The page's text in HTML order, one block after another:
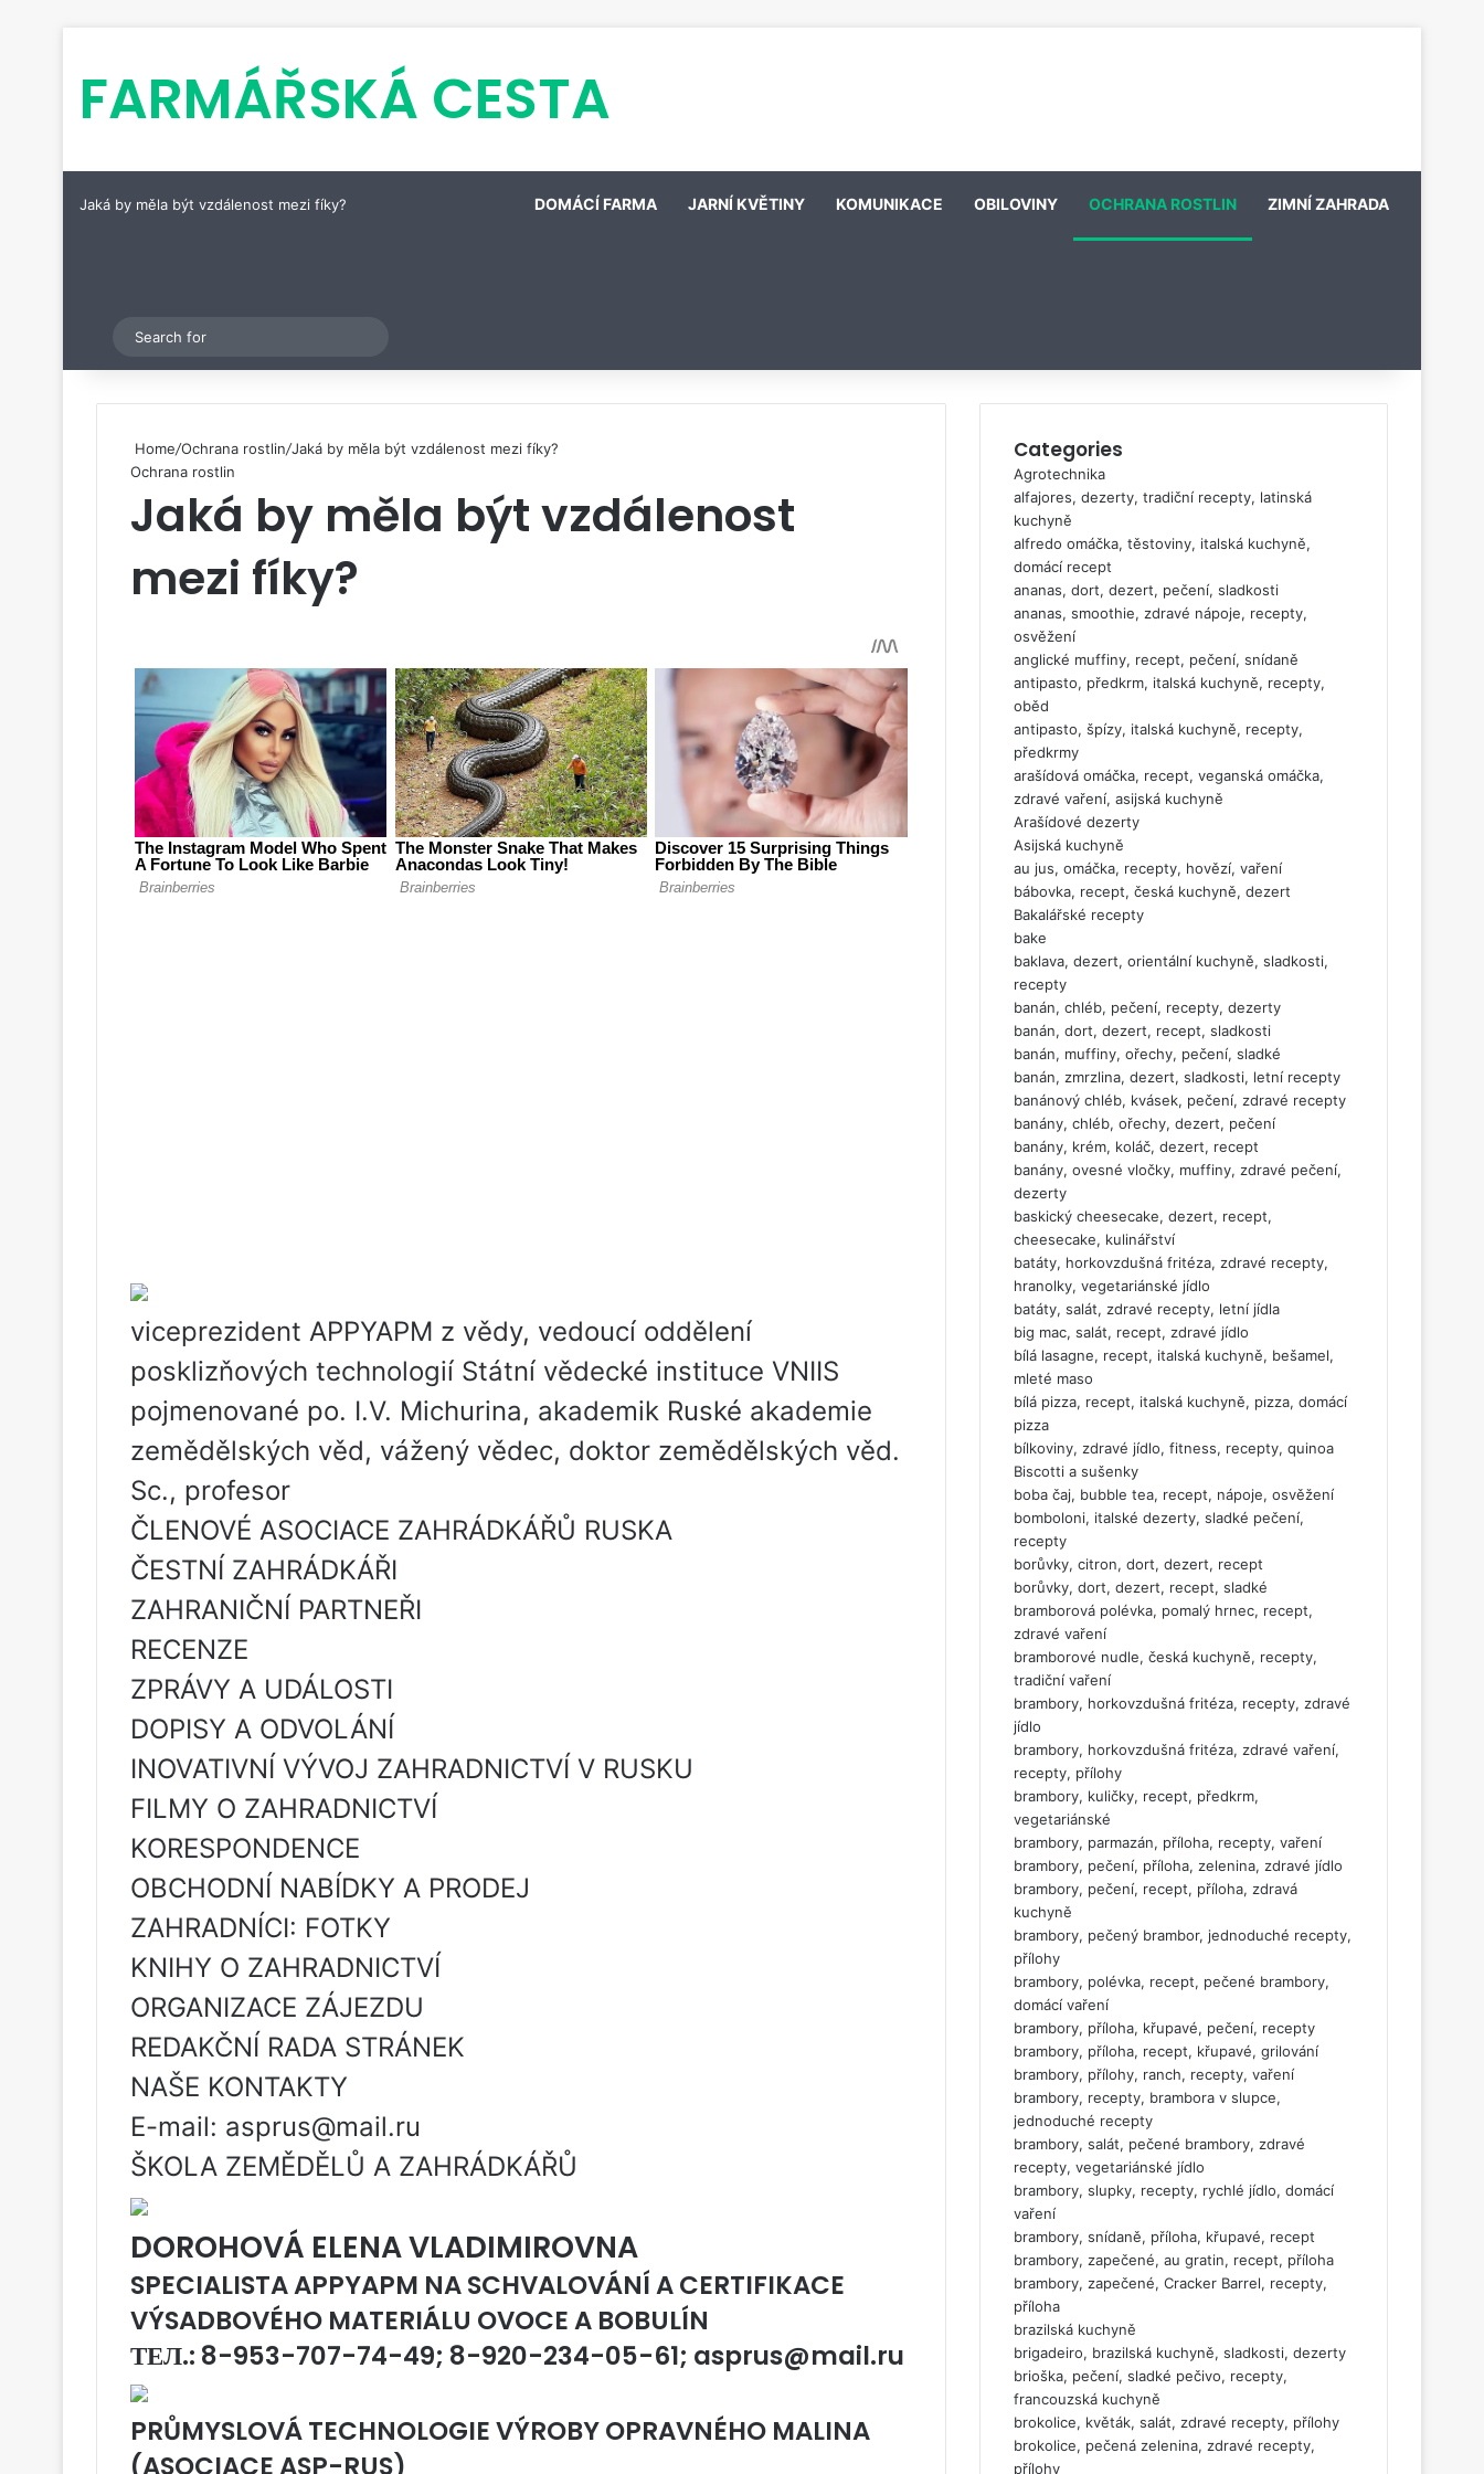
FARMÁŘSKÁ CESTA
Jaká by měla být vzdálenost mezi fíky? DOMÁCÍ FARMA JARNÍ KVĚTINY KOMUNIKACE OBILOVINY OCHRANA ROSTLIN ZIMNÍ ZAHRADA
Switch skin
for
Home/Ochrana rostlin/Jaká by měla být vzdálenost mezi fíky?
Ochrana rostlin
Jaká by měla být vzdálenost
mezi fíky?
viceprezident APPYAPM z vědy, vedoucí oddělení
posklizňových technologií Státní vědecké instituce VNIIS
pojmenované po. I.V. Michurina, akademik Ruské akademie
zemědělských věd, vážený vědec, doktor zemědělských věd.
Sc., profesor
ČLENOVÉ ASOCIACE ZAHRÁDKÁŘŮ RUSKA
ČESTNÍ ZAHRÁDKÁŘI
ZAHRANIČNÍ PARTNEŘI
RECENZE
ZPRÁVY A UDÁLOSTI
DOPISY A ODVOLÁNÍ
INOVATIVNÍ VÝVOJ ZAHRADNICTVÍ V RUSKU
FILMY O ZAHRADNICTVÍ
KORESPONDENCE
OBCHODNÍ NABÍDKY A PRODEJ
ZAHRADNÍCI: FOTKY
KNIHY O ZAHRADNICTVÍ
ORGANIZACE ZÁJEZDU
REDAKČNÍ RADA STRÁNEK
NAŠE KONTAKTY
E-mail: asprus@mail.ru
ŠKOLA ZEMĚDĚLŮ A ZAHRÁDKÁŘŮ
DOROHOVÁ ELENA VLADIMIROVNA
SPECIALISTA APPYAPM NA SCHVALOVÁNÍ A CERTIFIKACE
VÝSADBOVÉHO MATERIÁLU OVOCE A BOBULÍN
ТЕЛ.: 8-953-707-74-49; 8-920-234-05-61; asprus@mail.ru
PRŮMYSLOVÁ TECHNOLOGIE VÝROBY OPRAVNÉHO MALINA
(ASOCIACE ASP-RUS)
Categories
Agrotechnika
alfajores, dezerty, tradiční recepty, latinská
kuchyně
alfredo omáčka, těstoviny, italská kuchyně,
domácí recept
ananas, dort, dezert, pečení, sladkosti
ananas, smoothie, zdravé nápoje, recepty,
osvěžení
anglické muffiny, recept, pečení, snídaně
antipasto, předkrm, italská kuchyně, recepty,
oběd
antipasto, špízy, italská kuchyně, recepty,
předkrmy
arašídová omáčka, recept, veganská omáčka,
zdravé vaření, asijská kuchyně
Arašídové dezerty
Asijská kuchyně
au jus, omáčka, recepty, hovězí, vaření
bábovka, recept, česká kuchyně, dezert
Bakalářské recepty
bake
baklava, dezert, orientální kuchyně, sladkosti,
recepty
banán, chléb, pečení, recepty, dezerty
banán, dort, dezert, recept, sladkosti
banán, muffiny, ořechy, pečení, sladké
banán, zmrzlina, dezert, sladkosti, letní recepty
banánový chléb, kvásek, pečení, zdravé recepty
banány, chléb, ořechy, dezert, pečení
banány, krém, koláč, dezert, recept
banány, ovesné vločky, muffiny, zdravé pečení,
dezerty
baskický cheesecake, dezert, recept,
cheesecake, kulinářství
batáty, horkovzdušná fritéza, zdravé recepty,
hranolky, vegetariánské jídlo
batáty, salát, zdravé recepty, letní jídla
big mac, salát, recept, zdravé jídlo
bílá lasagne, recept, italská kuchyně, bešamel,
mleté maso
bílá pizza, recept, italská kuchyně, pizza, domácí
pizza
bílkoviny, zdravé jídlo, fitness, recepty, quinoa
Biscotti a sušenky
boba čaj, bubble tea, recept, nápoje, osvěžení
bomboloni, italské dezerty, sladké pečení,
recepty
borůvky, citron, dort, dezert, recept
borůvky, dort, dezert, recept, sladké
bramborová polévka, pomalý hrnec, recept,
zdravé vaření
bramborové nudle, česká kuchyně, recepty,
tradiční vaření
brambory, horkovzdušná fritéza, recepty, zdravé
jídlo
brambory, horkovzdušná fritéza, zdravé vaření,
recepty, přílohy
brambory, kuličky, recept, předkrm,
vegetariánské
brambory, parmazán, příloha, recepty, vaření
brambory, pečení, příloha, zelenina, zdravé jídlo
brambory, pečení, recept, příloha, zdravá
kuchyně
brambory, pečený brambor, jednoduché recepty,
přílohy
brambory, polévka, recept, pečené brambory,
domácí vaření
brambory, příloha, křupavé, pečení, recepty
brambory, příloha, recept, křupavé, grilování
brambory, přílohy, ranch, recepty, vaření
brambory, recepty, brambora v slupce,
jednoduché recepty
brambory, salát, pečené brambory, zdravé
recepty, vegetariánské jídlo
brambory, slupky, recepty, rychlé jídlo, domácí
vaření
brambory, snídaně, příloha, křupavé, recept
brambory, zapečené, au gratin, recept, příloha
brambory, zapečené, Cracker Barrel, recepty,
příloha
brazilská kuchyně
brigadeiro, brazilská kuchyně, sladkosti, dezerty
brioška, pečení, sladké pečivo, recepty,
francouzská kuchyně
brokolice, květák, salát, zdravé recepty, přílohy
brokolice, pečená zelenina, zdravé recepty,
přílohy